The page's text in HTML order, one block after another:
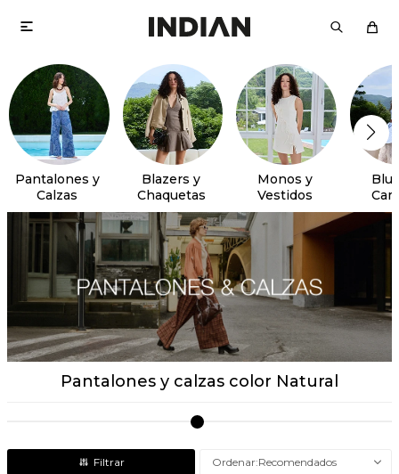

Pantalones y
Calzas
Blazers y
Chaquetas
Monos y
Vestidos
Pantalones y calzas color Natural
Recomendados